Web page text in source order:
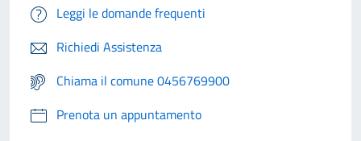
Leggi le domande frequenti
Richiedi Assistenza
Chiama il comune 0456769900
Prenota un appuntamento